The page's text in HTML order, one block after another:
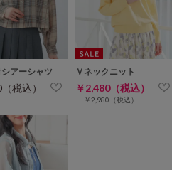
アーシャツ
税込）
Ｖネックニット
￥2,480（税込）
￥2,980（税込）